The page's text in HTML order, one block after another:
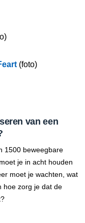
(foto)
van een
1500 beweegbare
je in acht houden
moet je wachten, wat
hoe zorg je dat de